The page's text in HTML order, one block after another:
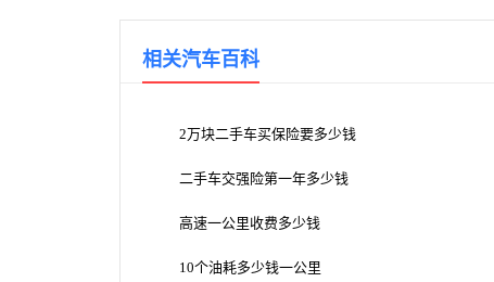
相关汽车百科
2万块二手车买保险要多少钱
二手车交强险第一年多少钱
高速一公里收费多少钱
10个油耗多少钱一公里